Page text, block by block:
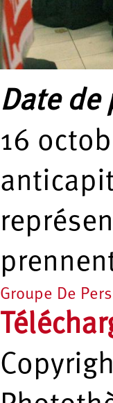
Date de
16
Groupe De